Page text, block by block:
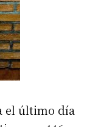
el último día